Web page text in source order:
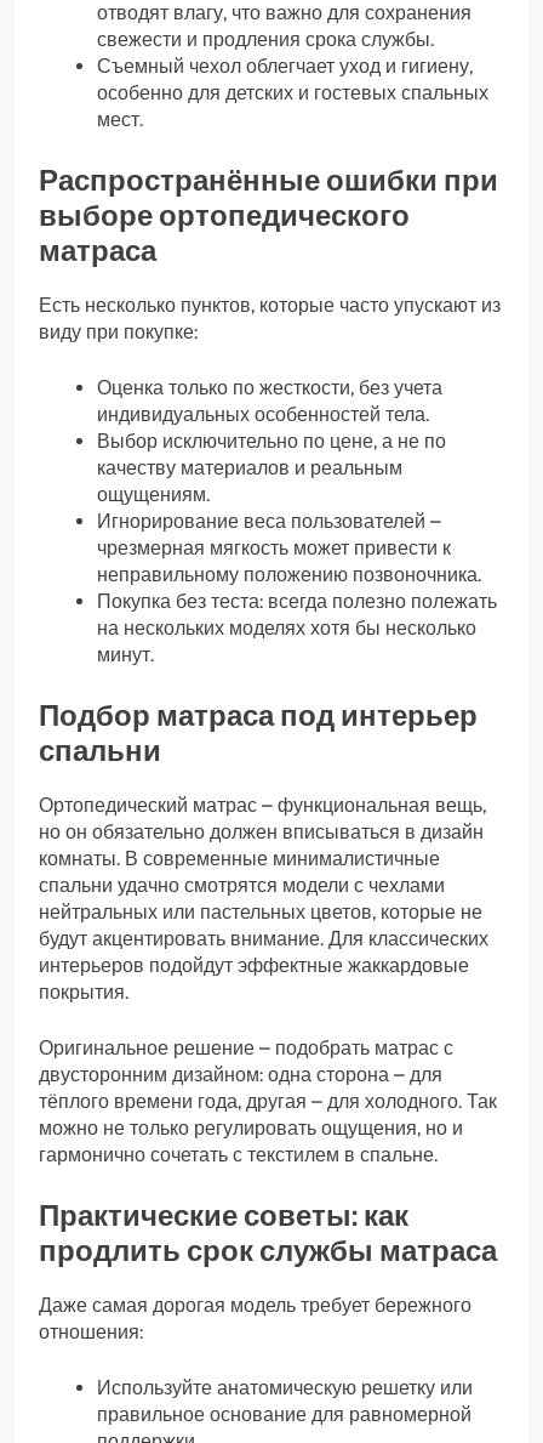
отводят влагу, что важно для сохранения
свежести и продления срока службы.
Съемный чехол облегчает уход и гигиену,
особенно для детских и гостевых спальных
мест.
Распространённые ошибки при
выборе ортопедического
матраса
Есть несколько пунктов, которые часто упускают из
виду при покупке:
Оценка только по жесткости, без учета
индивидуальных особенностей тела.
Выбор исключительно по цене, а не по
качеству материалов и реальным
ощущениям.
Игнорирование веса пользователей –
чрезмерная мягкость может привести к
неправильному положению позвоночника.
Покупка без теста: всегда полезно полежать
на нескольких моделях хотя бы несколько
минут.
Подбор матраса под интерьер
спальни
Ортопедический матрас – функциональная вещь,
но он обязательно должен вписываться в дизайн
комнаты. В современные минималистичные
спальни удачно смотрятся модели с чехлами
нейтральных или пастельных цветов, которые не
будут акцентировать внимание. Для классических
интерьеров подойдут эффектные жаккардовые
покрытия.
Оригинальное решение – подобрать матрас с
двусторонним дизайном: одна сторона – для
тёплого времени года, другая – для холодного. Так
можно не только регулировать ощущения, но и
гармонично сочетать с текстилем в спальне.
Практические советы: как
продлить срок службы матраса
Даже самая дорогая модель требует бережного
отношения:
Используйте анатомическую решетку или
правильное основание для равномерной